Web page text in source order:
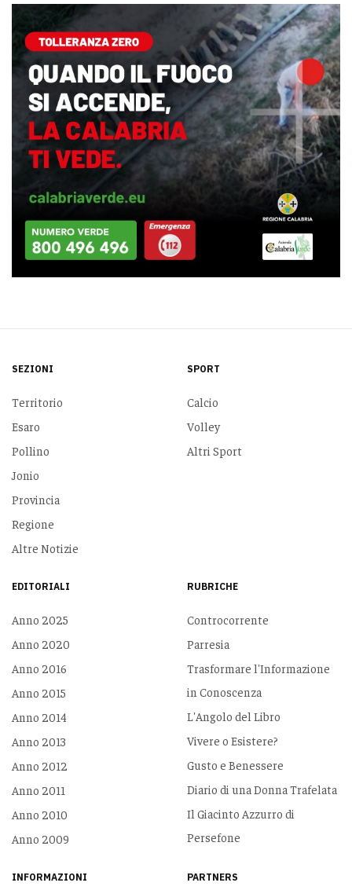
SEZIONI
Territorio
Esaro
Pollino
Jonio
Provincia
Regione
Altre Notizie
SPORT
Calcio
Volley
Altri Sport
EDITORIALI
Anno 2025
Anno 2020
Anno 2016
Anno 2015
Anno 2014
Anno 2013
Anno 2012
Anno 2011
Anno 2010
Anno 2009
RUBRICHE
Controcorrente
Parresia
Trasformare l'Informazione
in Conoscenza
L'Angolo del Libro
Vivere o Esistere?
Gusto e Benessere
Diario di una Donna Trafelata
Il Giacinto Azzurro di
Persefone
INFORMAZIONI PARTNERS